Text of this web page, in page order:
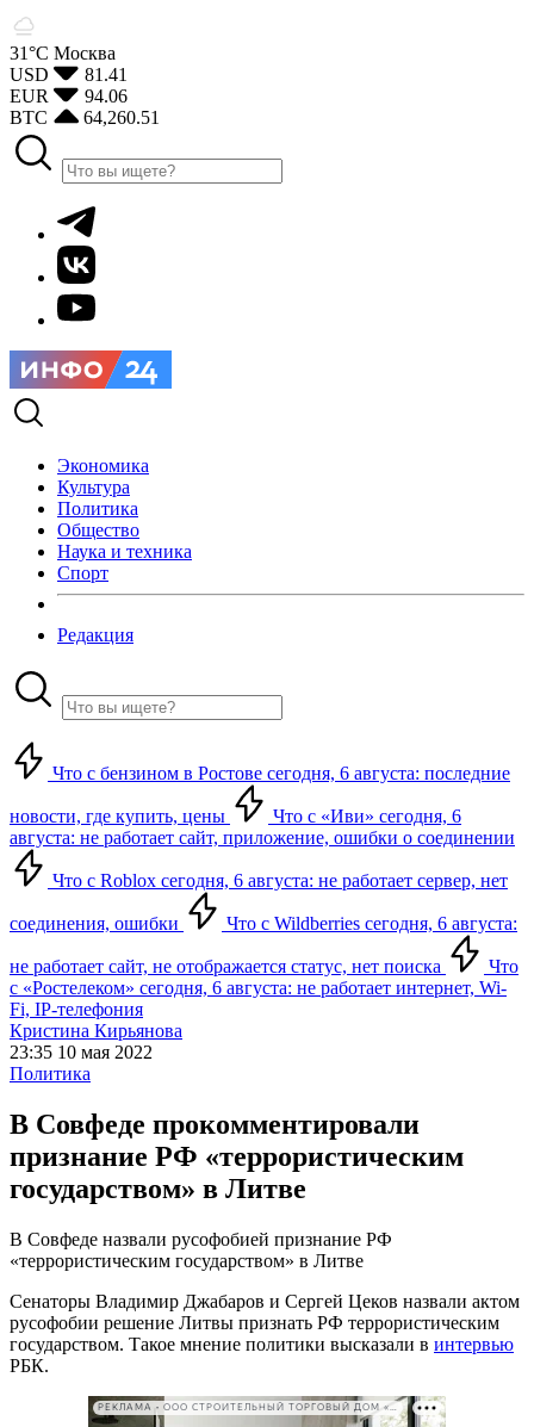
31°С Москва
USD
81.41
EUR
94.06
BTC
64,260.51
Экономика
Культура
Политика
Общество
Наука и техника
Спорт
Редакция
Что с бензином в Ростове сегодня, 6 августа: последние
новости, где купить, цены
Что с «Иви» сегодня, 6
августа: не работает сайт, приложение, ошибки о соединении
Что с Roblox сегодня, 6 августа: не работает сервер, нет
соединения, ошибки Что с Wildberries сегодня, 6 августа:
не работает сайт, не отображается статус, нет поиска
Что
с «Ростелеком» сегодня, 6 августа: не работает интернет, Wi-
Fi, IP-телефония
Кристина Кирьянова
23:35 10 мая 2022
Политика
В Совфеде прокомментировали
признание РФ «террористическим
государством» в Литве
В Совфеде назвали русофобией признание РФ
«террористическим государством» в Литве
Сенаторы Владимир Джабаров и Сергей Цеков назвали актом
русофобии решение Литвы признать РФ террористическим
государством. Такое мнение политики высказали в интервью
РБК.
РЕКЛАМА • ООО СТРОИТЕЛЬНЫЙ ТОРГОВЫЙ ДОМ «ПЕТРОВИЧ». ИНН: 7802348846